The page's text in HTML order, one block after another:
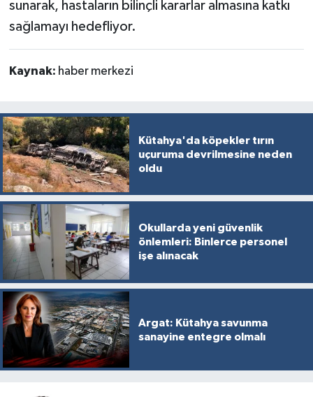
sunarak, hastaların bilinçli kararlar almasına katkı
sağlamayı hedefliyor.
Kaynak: haber merkezi
Kütahya'da köpekler tırın
uçuruma devrilmesine neden
oldu
Okullarda yeni güvenlik
önlemleri: Binlerce personel
işe alınacak
Argat: Kütahya savunma
sanayine entegre olmalı